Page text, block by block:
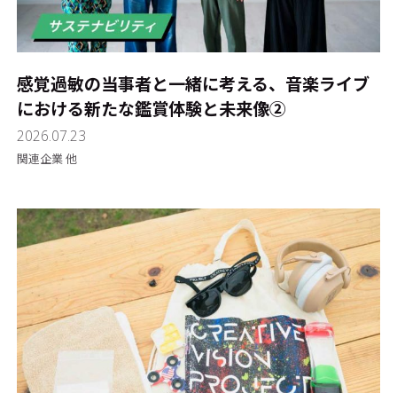
感覚過敏の当事者と一緒に考える、音楽ライブ
における新たな鑑賞体験と未来像②
2026.07.23
関連企業 他